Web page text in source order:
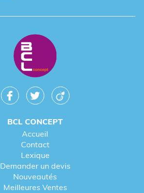
BCL CONCEPT
Accueil
Contact
Lexique
Demander un devis
Nouveautés
Meilleures Ventes